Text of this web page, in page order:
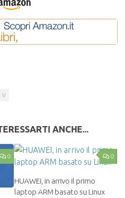
V
ANCHE...
0 0
HUAWEI, in arrivo il primo
laptop ARM basato su Linux